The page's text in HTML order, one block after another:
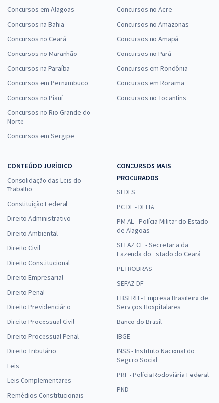
Concursos em Alagoas
Concursos na Bahia
Concursos no Ceará
Concursos no Maranhão
Concursos na Paraíba
Concursos em Pernambuco
Concursos no Piauí
Concursos no Rio Grande do
Norte
Concursos em Sergipe
Concursos no Acre
Concursos no Amazonas
Concursos no Amapá
Concursos no Pará
Concursos em Rondônia
Concursos em Roraima
Concursos no Tocantins
CONTEÚDO JURÍDICO
Consolidação das Leis do
Trabalho
Constituição Federal
Direito Administrativo
Direito Ambiental
Direito Civil
Direito Constitucional
Direito Empresarial
Direito Penal
Direito Previdenciário
Direito Processual Civil
Direito Processual Penal
Direito Tributário
Leis
Leis Complementares
Remédios Constitucionais
CONCURSOS MAIS
PROCURADOS
SEDES
PC DF - DELTA
PM AL - Polícia Militar do Estado
de Alagoas
SEFAZ CE - Secretaria da
Fazenda do Estado do Ceará
PETROBRAS
SEFAZ DF
EBSERH - Empresa Brasileira de
Serviços Hospitalares
Banco do Brasil
IBGE
INSS - Instituto Nacional do
Seguro Social
PRF - Polícia Rodoviária Federal
PND